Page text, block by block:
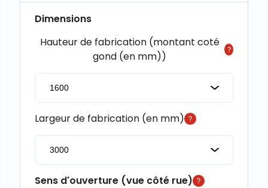
Dimensions
Hauteur de fabrication (montant coté
gond (en mm))
Largeur de fabrication (en mm)
Sens d'ouverture (vue côté rue)